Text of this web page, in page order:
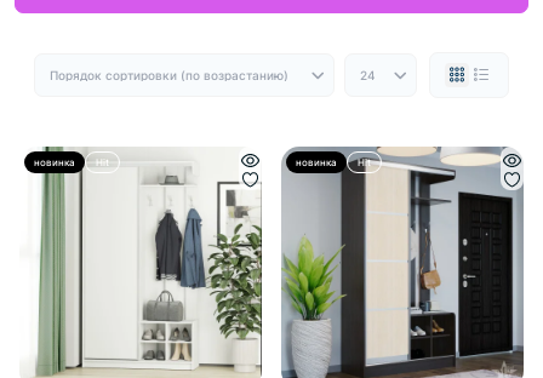
новинка Hit новинка Hit